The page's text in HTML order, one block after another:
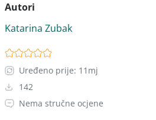
Autori
Katarina Zubak
Uređeno prije: 11mj
142
Nema stručne ocjene